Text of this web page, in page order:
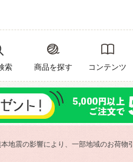
索 商品を探す コンテンツ
地震の影響により、一部地域のお荷物